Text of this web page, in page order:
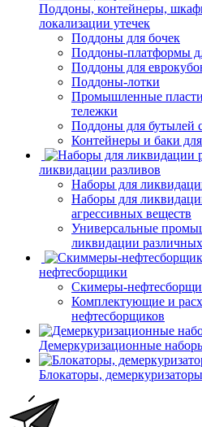
Поддоны, контейнеры,
локализации утечек
Поддоны для бочек
Поддоны-платформы
Поддоны для
Поддоны-лотки
Промышленные
тележки
Поддоны для бутылей
Контейнеры и баки
ликвидации разливов
Наборы для
Наборы для
агрессивных веществ
Универсальные
ликвидации
нефтесборщики
Скимеры-
Комплектующие и
нефтесборщиков
Демеркуризационные
Блокаторы,